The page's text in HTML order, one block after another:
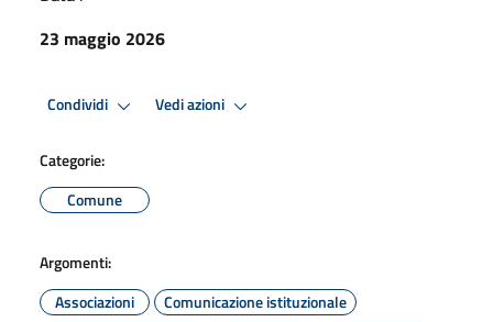
23 maggio 2026
Condividi Vedi azioni
Categorie:
Comune
Argomenti:
Associazioni
Comunicazione istituzionale